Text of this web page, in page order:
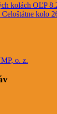
kolách OĽP
kolo
o. z.